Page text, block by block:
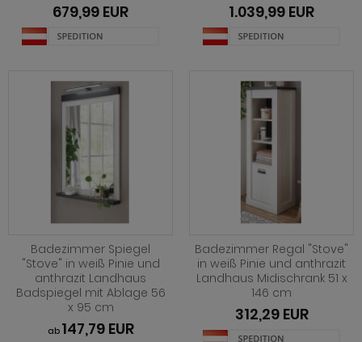
679,99 EUR 1.039,99 EUR
Badezimmer Spiegel
"Stove" in weiß Pinie und
anthrazit Landhaus
Badspiegel mit Ablage 56
x 95 cm
ab 147,79 EUR
Badezimmer Regal "Stove"
in weiß Pinie und anthrazit
Landhaus Midischrank 51 x
146 cm
312,29 EUR
Skylight
Stove weiß Pinie
Touch
Ward